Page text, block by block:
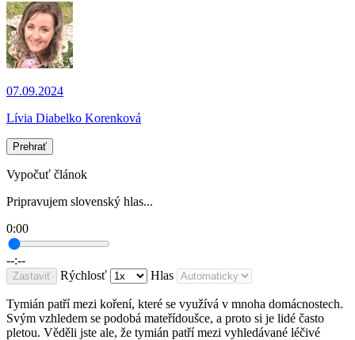
07.09.2024
Lívia Diabelko Korenková
Prehrať
Vypočuť článok
Pripravujem slovenský hlas...
0:00
--:--
Zastaviť Rýchlosť Hlas
Tymián patří mezi koření, které se využívá v mnoha domácnostech.
Svým vzhledem se podobá mateřídoušce, a proto si je lidé často
pletou. Věděli jste ale, že tymián patří mezi vyhledávané léčivé